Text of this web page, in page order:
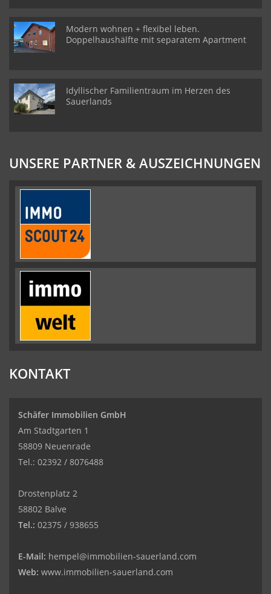
Modern wohnen + flexibel leben.
Doppelhaushälfte mit separatem Apartment
Idyllischer Familientraum im Herzen des
Sauerlands
UNSERE PARTNER & AUSZEICHNUNGEN
KONTAKT
Schäfer Immobilien GmbH
Am Stadtgarten 1
58809 Neuenrade
Tel.: 02392 / 8076488
Drostenplatz 2
58802 Balve
Tel.: 02375 / 938655
E-Mail: hempel@immobilien-sauerland.com
Web: www.immobilien-sauerland.com